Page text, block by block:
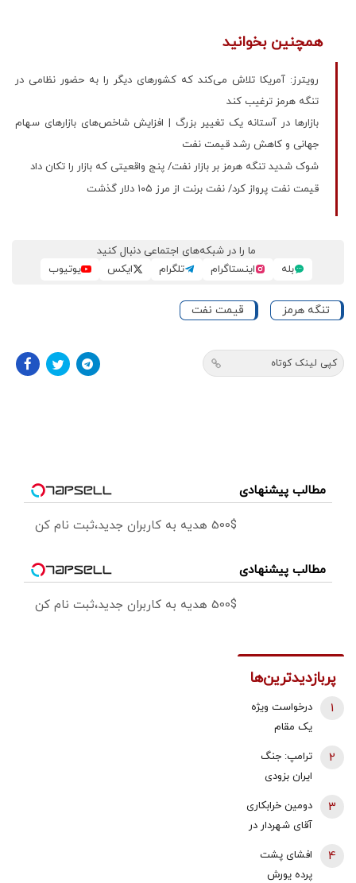
همچنین بخوانید
رویترز: آمریکا تلاش می‌کند که کشورهای دیگر را به حضور نظامی در
تنگه هرمز ترغیب کند
بازارها در آستانه یک تغییر بزرگ | افزایش شاخص‌های بازارهای سهام
جهانی و کاهش رشد قیمت نفت
شوک شدید تنگه هرمز بر بازار نفت/ پنج واقعیتی که بازار را تکان داد
قیمت نفت پرواز کرد/ نفت برنت از مرز ۱۰۵ دلار گذشت
ما را در شبکه‌های اجتماعی دنبال کنید
بله
اینستاگرام تلگرام ایکس یوتیوب
تنگه هرمز قیمت نفت
کپی لینک کوتاه
مطالب پیشنهادی
500$ هدیه به کاربران جدید،ثبت نام کن
مطالب پیشنهادی
500$ هدیه به کاربران جدید،ثبت نام کن
پربازدیدترین‌ها
درخواست ویژه
یک مقام
جوانان: اگر
تفاهم ایران و
آمریکارا برای
آینده ایران
آن را با صدای
1
ترامپ: جنگ
ایران بزودی
تامین برخی
مهمات
«محدودتر»
شده است |
2
دومین خرابکاری
آقای شهردار در
پس لرزه صدور
3
افشای پشت
پرده یورش
4